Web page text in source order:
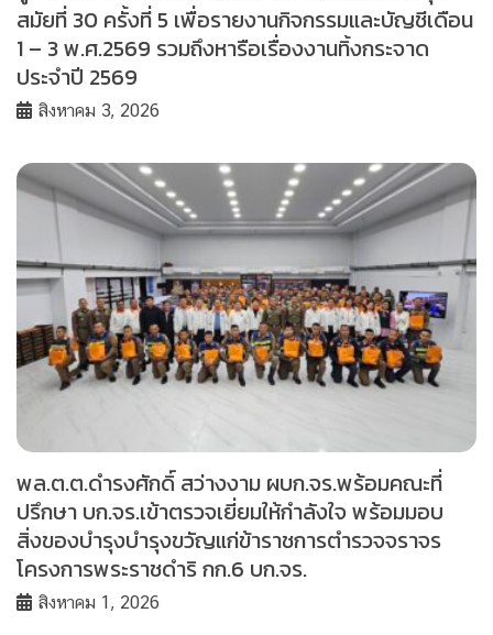
สมัยที่ 30 ครั้งที่ 5 เพื่อรายงานกิจกรรมและบัญชีเดือน
1 – 3 พ.ศ.2569 รวมถึงหารือเรื่องงานทิ้งกระจาด
ประจำปี 2569
สิงหาคม 3, 2026
พล.ต.ต.ดำรงศักดิ์ สว่างงาม ผบก.จร.พร้อมคณะที่
ปรึกษา บก.จร.เข้าตรวจเยี่ยมให้กำลังใจ พร้อมมอบ
สิ่งของบำรุงบำรุงขวัญแก่ข้าราชการตำรวจจราจร
โครงการพระราชดำริ กก.6 บก.จร.
สิงหาคม 1, 2026